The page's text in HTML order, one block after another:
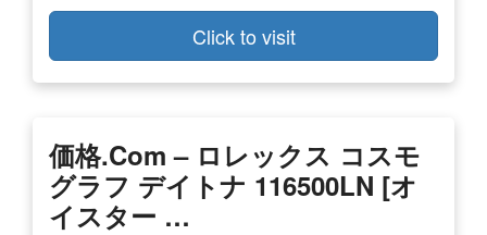
Click to visit
価格.com – ロレックス コスモ
グラフ デイトナ 116500LN [オ
イスター …